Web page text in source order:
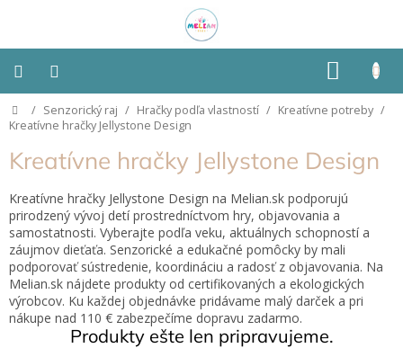
KOŠÍK
Montessori
Detská
izba
Senzorické
pomôcky
Hračky
podľa
typu
Domov
/ Senzorický raj / Hračky podľa vlastností / Kreatívne potreby /
Kreatívne hračky Jellystone Design
Kreatívne hračky Jellystone Design
Kreatívne hračky Jellystone Design na Melian.sk podporujú
prirodzený vývoj detí prostredníctvom hry, objavovania a
samostatnosti. Vyberajte podľa veku, aktuálnych schopností a
záujmov dieťaťa. Senzorické a edukačné pomôcky by mali
podporovať sústredenie, koordináciu a radosť z objavovania. Na
Melian.sk nájdete produkty od certifikovaných a ekologických
výrobcov. Ku každej objednávke pridávame malý darček a pri
nákupe nad 110 € zabezpečíme dopravu zadarmo.
Produkty ešte len pripravujeme.